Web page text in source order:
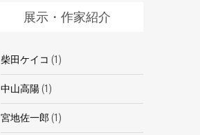
展示・作家紹介
柴田ケイコ (1)
中山高陽(1)
宮地佐一郎 (1)